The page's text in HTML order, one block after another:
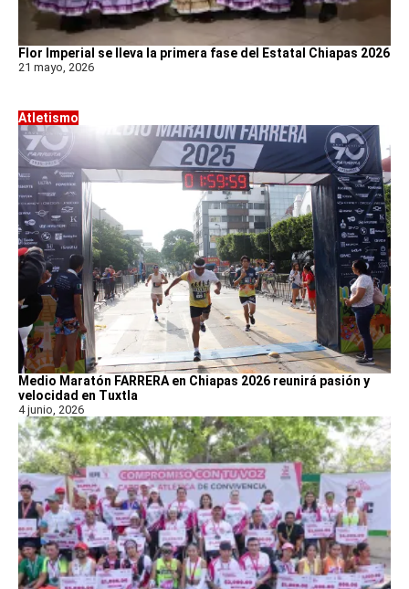
Flor Imperial se lleva la primera fase del Estatal Chiapas 2026
21 mayo, 2026
Atletismo
Medio Maratón FARRERA en Chiapas 2026 reunirá pasión y
velocidad en Tuxtla
4 junio, 2026